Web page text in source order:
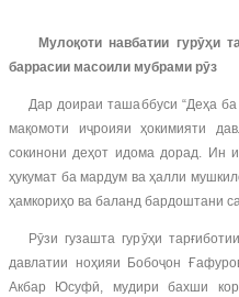
Мулоқоти навбатии гурӯҳи
баррасии масоили мубрами рӯз
Дар доираи ташаббуси “Деҳа ба
мақомоти иҷроияи ҳокимияти
сокинони деҳот идома дорад. Ин
ҳукумат ба мардум ва ҳалли
ҳамкориҳо ва баланд бардоштани
Рӯзи гузашта гурӯҳи
давлатии ноҳияи Бобоҷон
Акбар Юсуфӣ, мудири бахши